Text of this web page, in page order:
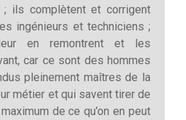
; ils complètent et corrigent
ingénieurs et techniciens ;
en remontrent et les
car ce sont des hommes
pleinement maîtres de la
métier et qui savent tirer de
de ce qu’on en peut